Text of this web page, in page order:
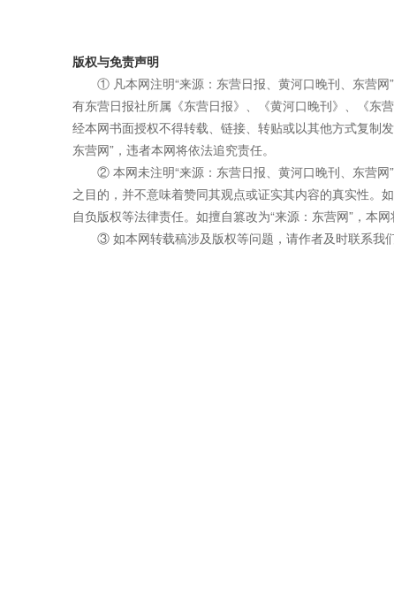
版权与免责声明
① 凡本网注明“来源：东营日报、黄河口晚刊、东营
有东营日报社所属《东营日报》、《黄河口晚刊》、《东
经本网书面授权不得转载、链接、转贴或以其他方式复制
东营网”，违者本网将依法追究责任。
② 本网未注明“来源：东营日报、黄河口晚刊、东营
之目的，并不意味着赞同其观点或证实其内容的真实性。
自负版权等法律责任。如擅自篡改为“来源：东营网”，本
③ 如本网转载稿涉及版权等问题，请作者及时联系我们